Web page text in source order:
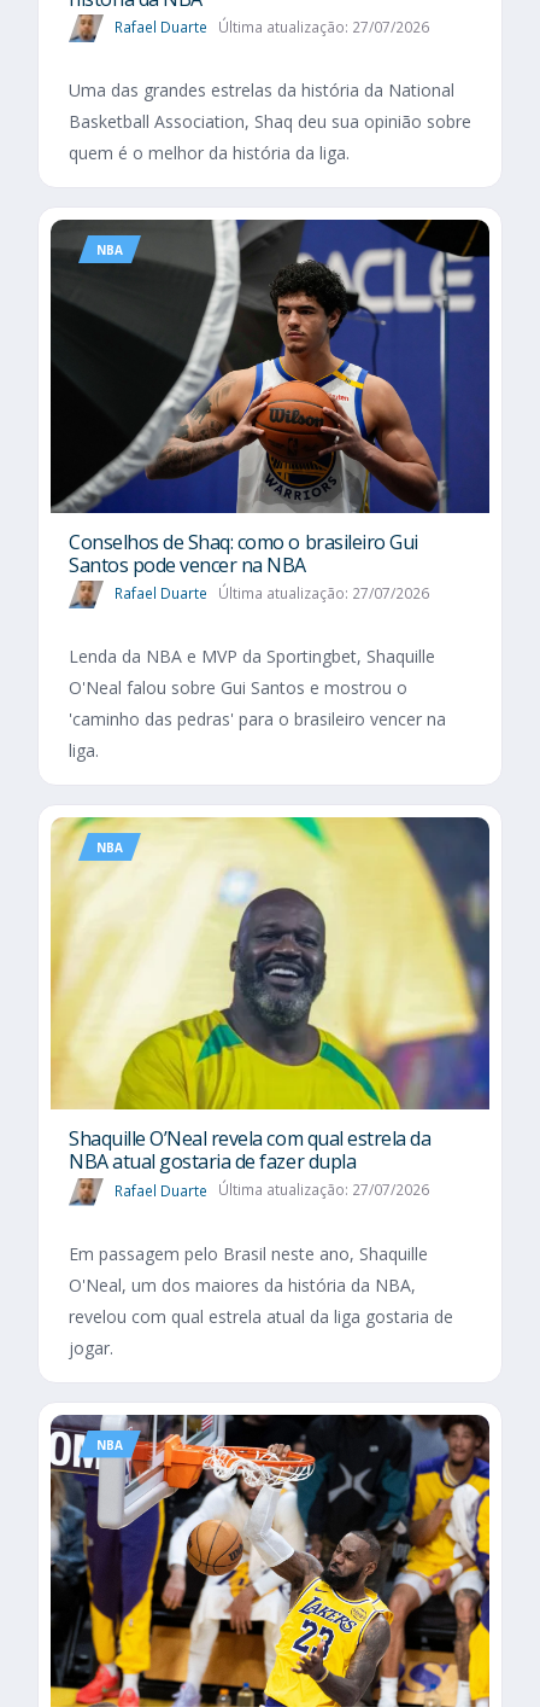
Rafael Duarte Última atualização: 27/07/2026
Uma das grandes estrelas da história da National
Basketball Association, Shaq deu sua opinião sobre
quem é o melhor da história da liga.
NBA
Conselhos de Shaq: como o brasileiro Gui
Santos pode vencer na NBA
Rafael Duarte Última atualização: 27/07/2026
Lenda da NBA e MVP da Sportingbet, Shaquille
O'Neal falou sobre Gui Santos e mostrou o
'caminho das pedras' para o brasileiro vencer na
liga.
NBA
Shaquille O’Neal revela com qual estrela da
NBA atual gostaria de fazer dupla
Rafael Duarte Última atualização: 27/07/2026
Em passagem pelo Brasil neste ano, Shaquille
O'Neal, um dos maiores da história da NBA,
revelou com qual estrela atual da liga gostaria de
jogar.
NBA